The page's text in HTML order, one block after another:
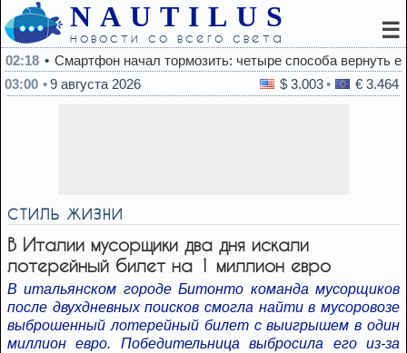
NAUTILUS
новости со всего света ☰
начал тормозить: четыре способа вернуть ему скорость
03:00
9 августа 2026 $ 3.003 € 3.464
СТИЛЬ ЖИЗНИ
В Италии мусорщики два дня искали
лотерейный билет на 1 миллион евро
В итальянском городе Битонто команда мусорщиков
после двухдневных поисков смогла найти в мусоровозе
выброшенный лотерейный билет с выигрышем в один
миллион евро. Победительница выбросила его из-за